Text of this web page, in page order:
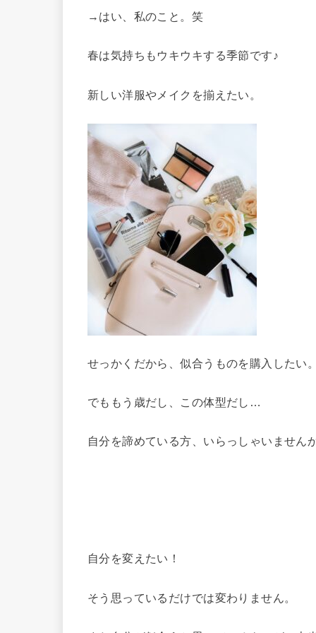
→はい、私のこと。笑
春は気持ちもウキウキする季節です♪
新しい洋服やメイクを揃えたい。
せっかくだから、似合うものを購入したい
でももう歳だし、この体型だし…
自分を諦めている方、いらっしゃいません
自分を変えたい！
そう思っているだけでは変わりません。